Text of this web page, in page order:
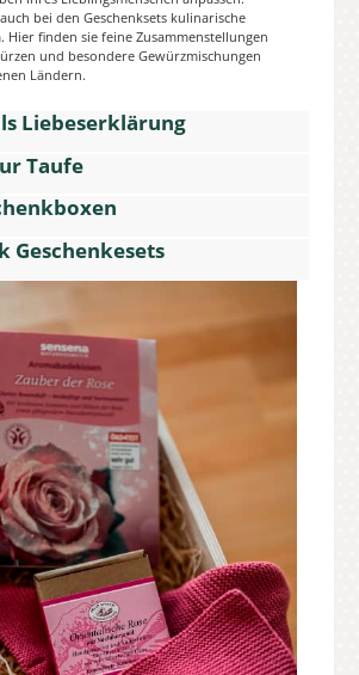
bei den Geschenksets kulinarische
Hier finden sie feine Zusammenstellungen
und besondere Gewürzmischungen
Ländern.
Liebeserklärung
Taufe
Geschenkesets